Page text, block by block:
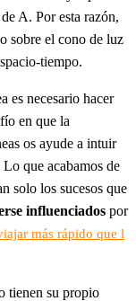
A. Por esta razón,
sobre el cono de luz
tiempo.
es necesario hacer
en que la
os ayude a intuir
que acabamos de
solo los sucesos que
influenciados por
más rápido que l
tienen su propio